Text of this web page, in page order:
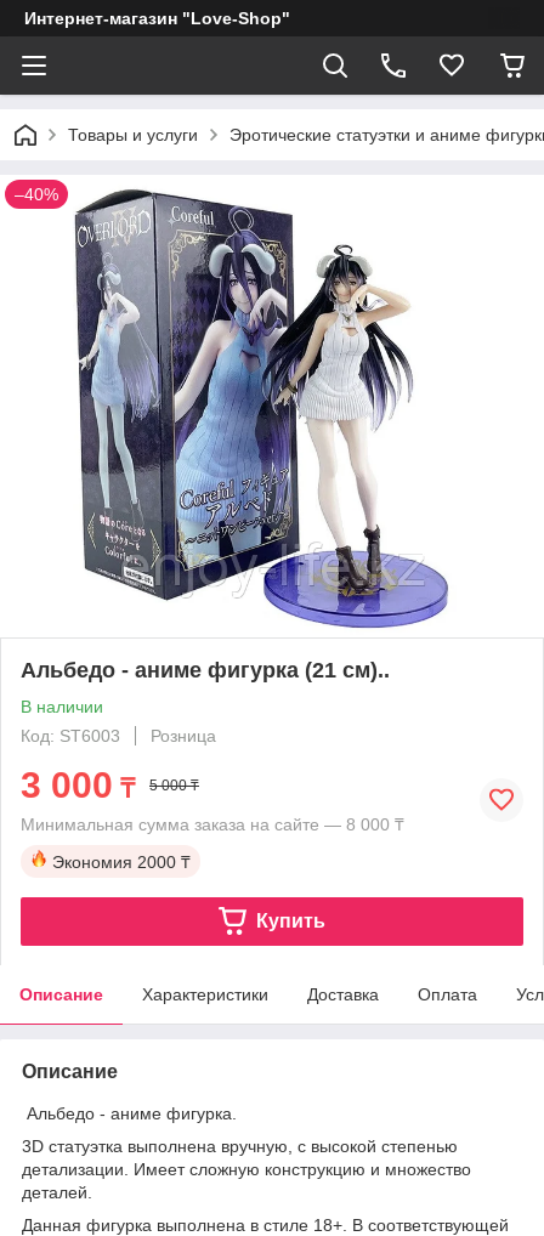
Интернет-магазин "Love-Shop"
Товары и услуги Эротические статуэтки и аниме
–40%
Альбедо - аниме фигурка (21 см)..
В наличии
Код: ST6003
Розница
3 000 ₸ 5 000 ₸
Минимальная сумма заказа на сайте — 8 000 ₸
Экономия 2000 ₸
Купить
Описание Характеристики Доставка Оплата
Описание
Альбедо - аниме фигурка.
3D статуэтка выполнена вручную, с высокой степенью
детализации. Имеет сложную конструкцию и множество
деталей.
Данная фигурка выполнена в стиле 18+. В соответствующей